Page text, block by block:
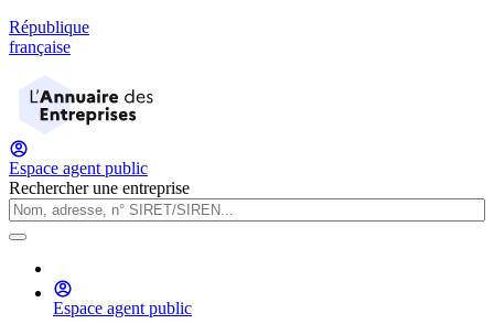
République
française
Espace agent public
Rechercher une entreprise
Espace agent public